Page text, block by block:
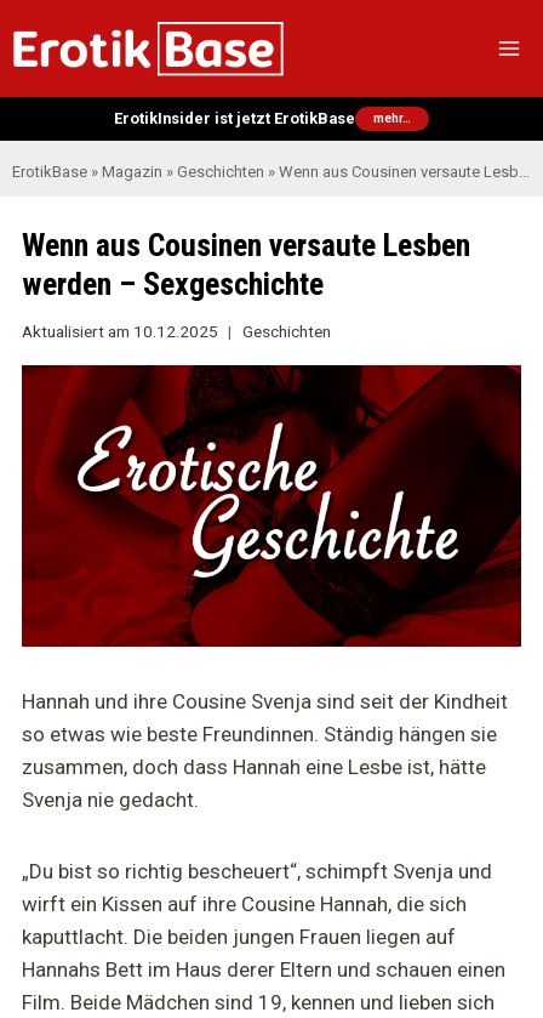
Inhalt
ErotikInsider ist jetzt ErotikBase mehr…
ErotikBase» Magazin » Geschichten » Wenn aus Cousinen versaute Lesben werden – Sexgeschichte
Wenn aus Cousinen versaute Lesben
werden – Sexgeschichte
Aktualisiert am 10.12.2025 Geschichten
Hannah und ihre Cousine Svenja sind seit der Kindheit
so etwas wie beste Freundinnen. Ständig hängen sie
zusammen, doch dass Hannah eine Lesbe ist, hätte
Svenja nie gedacht.
„Du bist so richtig bescheuert“, schimpft Svenja und
wirft ein Kissen auf ihre Cousine Hannah, die sich
kaputtlacht. Die beiden jungen Frauen liegen auf
Hannahs Bett im Haus derer Eltern und schauen einen
Film. Beide Mädchen sind 19, kennen und lieben sich